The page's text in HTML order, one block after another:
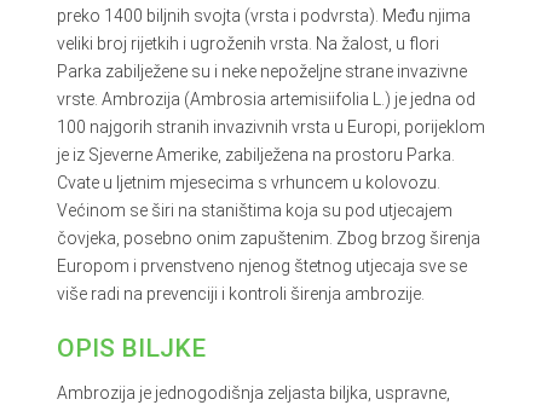
preko 1400 biljnih svojta (vrsta i podvrsta). Među njima
veliki broj rijetkih i ugroženih vrsta. Na žalost, u flori
Parka zabilježene su i neke nepoželjne strane invazivne
vrste. Ambrozija (Ambrosia artemisiifolia L.) je jedna od
100 najgorih stranih invazivnih vrsta u Europi, porijeklom
je iz Sjeverne Amerike, zabilježena na prostoru Parka.
Cvate u ljetnim mjesecima s vrhuncem u kolovozu.
Većinom se širi na staništima koja su pod utjecajem
čovjeka, posebno onim zapuštenim. Zbog brzog širenja
Europom i prvenstveno njenog štetnog utjecaja sve se
više radi na prevenciji i kontroli širenja ambrozije.
OPIS BILJKE
Ambrozija je jednogodišnja zeljasta biljka, uspravne,